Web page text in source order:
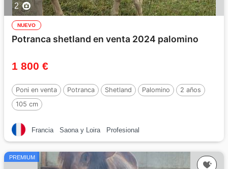
2
NUEVO
Potranca shetland en venta 2024 palomino
1 800 €
Poni en venta Potranca Shetland Palomino
2 años
105 cm
Francia Saona y Loira Profesional
PREMIUM